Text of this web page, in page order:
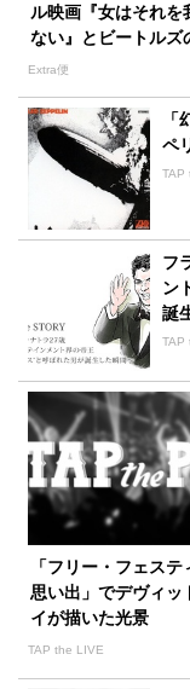
ル映画『女はそれを
ない』とビートルズ
スデー」
Extra便
ペ
TAP
フ
ン
誕
TAP
「フリー・フェステ
思い出」でデヴィッ
イが描いた光景
TAP the LIVE